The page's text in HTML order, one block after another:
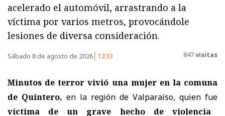
acelerado el automóvil, arrastrando a la
víctima por varios metros, provocándole
lesiones de diversa consideración.
Sábado 8 de agosto de 2026 12:33 847visitas
Minutos de terror vivió una mujer en la comuna
de Quintero, en la región de Valparaíso, quien fue
víctima de un grave hecho de violencia